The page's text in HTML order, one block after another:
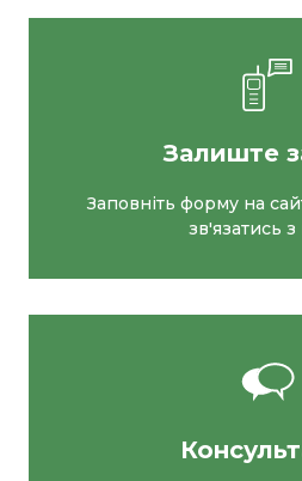
Залиште
Заповніть форму на
зв'язатись